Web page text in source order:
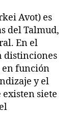
Avot) es
del Talmud,
En el
distinciones
en función
y el
siete